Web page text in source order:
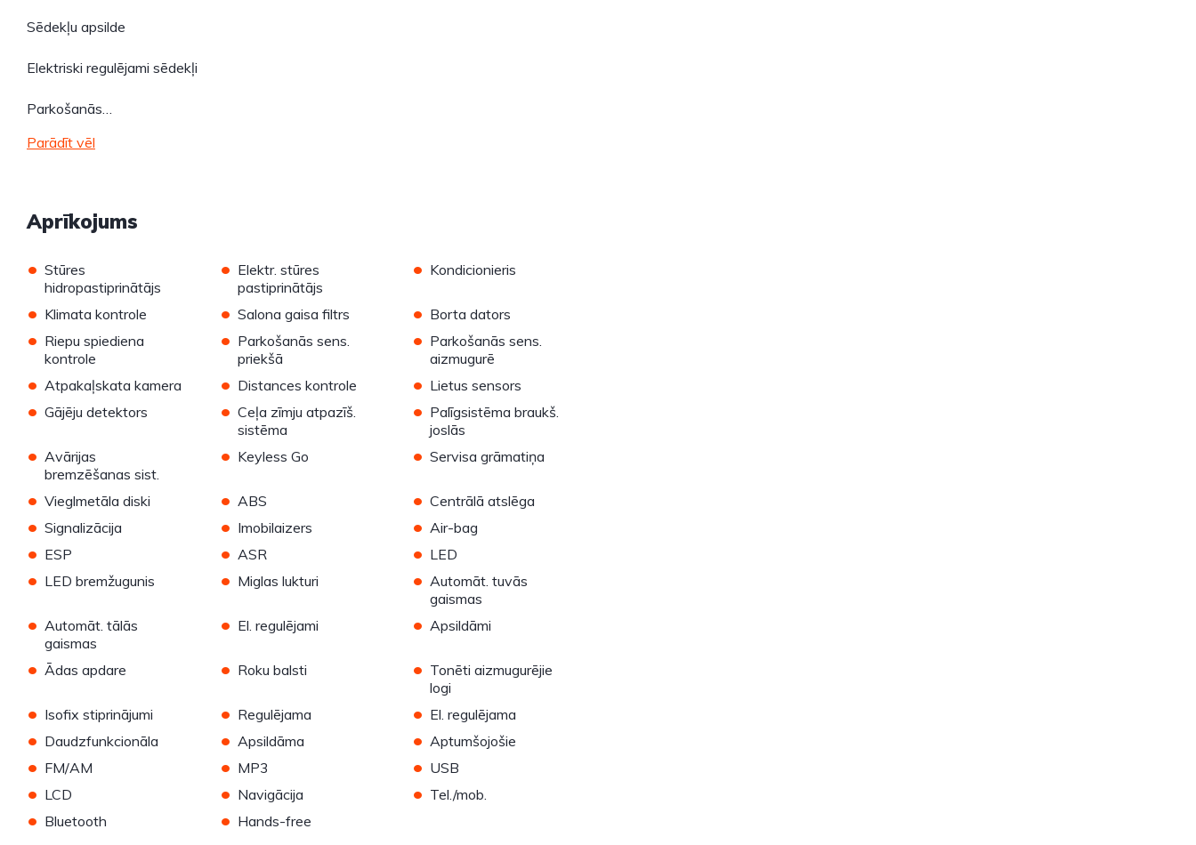
Sēdekļu apsilde
Elektriski regulējami sēdekļi
Parkošanās…
Parādīt vēl
Aprīkojums
• Stūres
hidropastiprinātājs
• Elektr. stūres
pastiprinātājs
• Kondicionieris
• Klimata kontrole • Salona gaisa filtrs • Borta dators
• Riepu spiediena
kontrole
• Parkošanās sens.
priekšā
• Parkošanās sens.
aizmugurē
• Atpakaļskata kamera • Distances kontrole • Lietus sensors
• Gājēju detektors • Ceļa zīmju atpazīš.
sistēma
• Palīgsistēma braukš.
joslās
• Avārijas
bremzēšanas sist.
• Keyless Go • Servisa grāmatiņa
• Vieglmetāla diski • ABS • Centrālā atslēga
• Signalizācija • Imobilaizers • Air-bag
• ESP • ASR • LED
• LED bremžugunis • Miglas lukturi • Automāt. tuvās
gaismas
• Automāt. tālās
gaismas
• El. regulējami • Apsildāmi
• Ādas apdare • Roku balsti • Tonēti aizmugurējie
logi
• Isofix stiprinājumi • Regulējama • El. regulējama
• Daudzfunkcionāla • Apsildāma • Aptumšojošie
• FM/AM • MP3 • USB
• LCD • Navigācija • Tel./mob.
• Bluetooth • Hands-free